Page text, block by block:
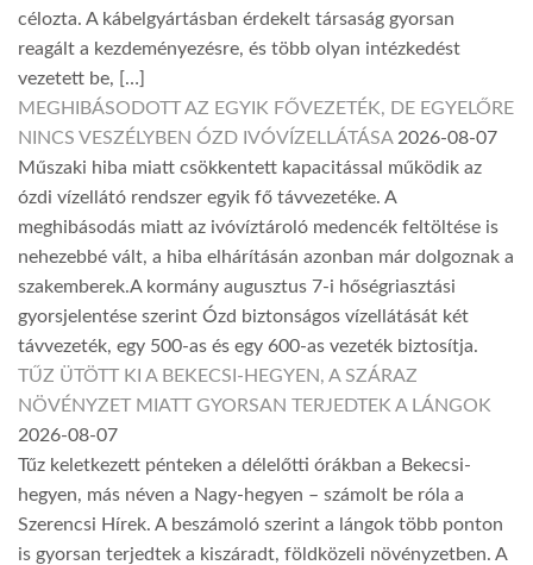
célozta. A kábelgyártásban érdekelt társaság gyorsan
reagált a kezdeményezésre, és több olyan intézkedést
vezetett be, […]
MEGHIBÁSODOTT AZ EGYIK FŐVEZETÉK, DE EGYELŐRE
NINCS VESZÉLYBEN ÓZD IVÓVÍZELLÁTÁSA 2026-08-07
Műszaki hiba miatt csökkentett kapacitással működik az
ózdi vízellátó rendszer egyik fő távvezetéke. A
meghibásodás miatt az ivóvíztároló medencék feltöltése is
nehezebbé vált, a hiba elhárításán azonban már dolgoznak a
szakemberek.A kormány augusztus 7-i hőségriasztási
gyorsjelentése szerint Ózd biztonságos vízellátását két
távvezeték, egy 500-as és egy 600-as vezeték biztosítja.
TŰZ ÜTÖTT KI A BEKECSI-HEGYEN, A SZÁRAZ
NÖVÉNYZET MIATT GYORSAN TERJEDTEK A LÁNGOK
2026-08-07
Tűz keletkezett pénteken a délelőtti órákban a Bekecsi-
hegyen, más néven a Nagy-hegyen – számolt be róla a
Szerencsi Hírek. A beszámoló szerint a lángok több ponton
is gyorsan terjedtek a kiszáradt, földközeli növényzetben. A